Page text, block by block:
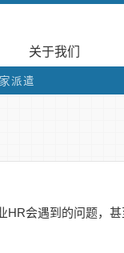
派遣
关于我们
会遇到的问题，